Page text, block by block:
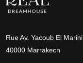
Rue Av. Yacoub El Marini
40000 Marrakech